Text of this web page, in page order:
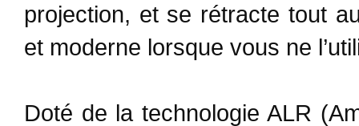
projection, et se rétracte tout
et moderne lorsque vous ne
Doté de la technologie ALR